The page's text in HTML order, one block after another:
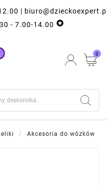
|
- 7.00-14.00 
0
Akcesoria do wózków